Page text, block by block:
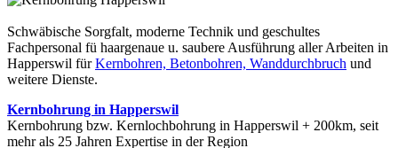
Schwäbische Sorgfalt, moderne Technik und geschultes
Fachpersonal fü haargenaue u. saubere Ausführung aller Arbeiten in
Happerswil fürKernbohren, Betonbohren, Wanddurchbruch und
weitere Dienste.
Kernbohrung in Happerswil
Kernbohrung bzw. Kernlochbohrung in Happerswil + 200km, seit
mehr als 25 Jahren Expertise in der Region